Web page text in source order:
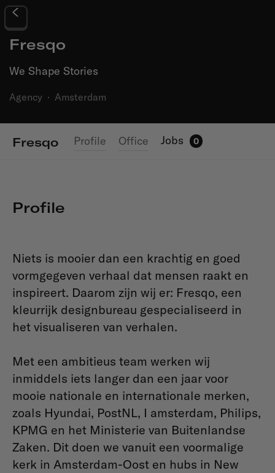
Fresqo
We Shape Stories
Agency · Amsterdam
Fresqo Profile Office Jobs 0
Profile
Niets is mooier dan een krachtig en goed
vormgegeven verhaal dat mensen raakt en
inspireert. Daarom zijn wij er: Fresqo, een
kleurrijk designbureau gespecialiseerd in
het visualiseren van verhalen.
Met een ambitieus team werken wij
inmiddels iets langer dan een jaar voor
mooie nationale en internationale merken,
zoals Hyundai, PostNL, I amsterdam, Philips,
KPMG en het Ministerie van Buitenlandse
Zaken. Dit doen we vanuit een voormalige
kerk in Amsterdam-Oost en hubs in New